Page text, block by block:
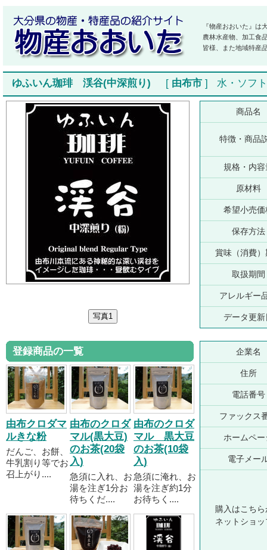
『物産おおいた』は
農林水産物、加工食
皆様、また地域特産
ゆふいん珈琲 渓谷(中深煎り) [ 由布市 ] 水・ソフ
商品名
特徴・商品
規格・内容
原材料
希望小売価
保存方法
賞味（消費）
取扱期間
アレルギー
データ更新
登録商品の一覧
由布クロダマ
ルきな粉
だんご、お餅、
牛乳割り等でお
召上がり....
由布のクロダ
マル(黒大豆)
のお茶(20袋
入)
急須に入れ、お
湯を注ぎ1分お
待ちくだ....
由布のクロダ
マル 黒大豆
のお茶(10袋
入)
急須に淹れ、お
湯を注ぎ約1分
お待ちく....
企業名
住所
電話番号
ファックス
ホームペー
電子メー
購入はこちら
ネットショ